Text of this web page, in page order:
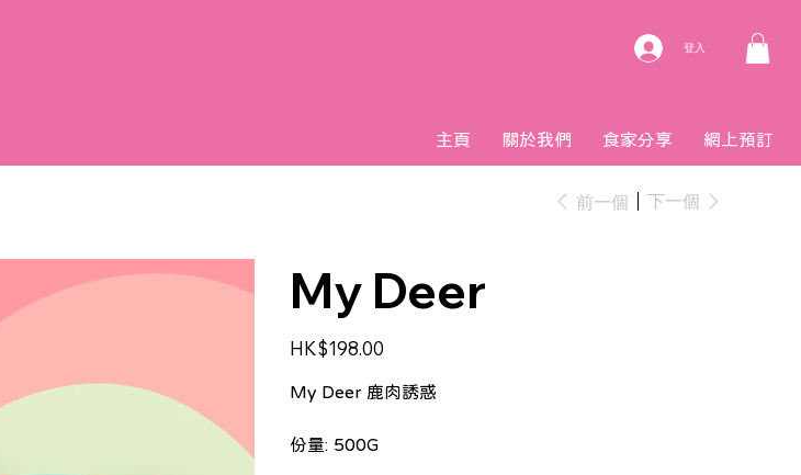
主頁 關於我們 食家分享 網上預訂
登入
前一個 下一個
My Deer
價
格HK$198.00
My Deer 鹿肉誘惑
份量: 500G